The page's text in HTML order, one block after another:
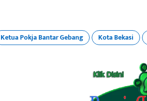
Ketua Pokja Bantar Gebang Kota Bekasi